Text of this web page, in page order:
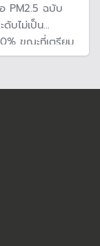
PM2.5 ฉบับ
ดับไม่เป็น
ขณะที่เตรียม
เมือง และห้าม